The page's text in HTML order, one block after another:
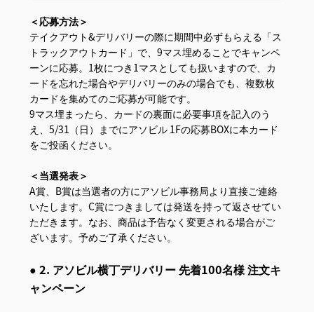
＜応募方法＞
テイクアウト&デリバリーの際に期間中必ずもらえる「ス
トラックアウトカード」で、9マス埋めることでキャンペ
ーンに応募。1枚につき1マスとしても扱いますので、カ
ードを忘れた場合やデリバリーのみの場合でも、複数枚
カードを集めてのご応募が可能です。
9マス埋まったら、カードの裏面に必要事項を記入のう
え、5/31（日）までにアソビル 1Fの応募BOXに本カード
をご投函ください。
＜当選発表＞
A賞、B賞は当選者の方にアソビル事務局より直接ご連絡
いたします。C賞につきましては発送を持って返させてい
ただきます。なお、商品は予告なく変更される場合がご
ざいます。予めご了承ください。
● 2. アソビル横丁デリバリー 先着100名様 注文キ
ャンペーン